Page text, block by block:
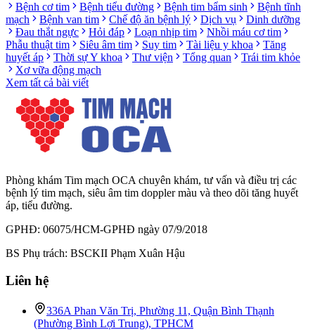
Bệnh cơ tim
Bệnh tiểu đường Bệnh tim bẩm sinh
Bệnh tĩnh
mạch
Bệnh van tim Chế độ ăn bệnh lý Dịch vụ
Dinh dưỡng
Đau thắt ngực
Hỏi đáp Loạn nhịp tim
Nhồi máu cơ tim
Phẫu thuật tim
Siêu âm tim Suy tim Tài liệu y khoa
Tăng
huyết áp
Thời sự Y khoa Thư viện Tổng quan
Trái tim khỏe
Xơ vữa động mạch
Xem tất cả bài viết
Phòng khám Tim mạch OCA chuyên khám, tư vấn và điều trị các
bệnh lý tim mạch, siêu âm tim doppler màu và theo dõi tăng huyết
áp, tiểu đường.
GPHĐ: 06075/HCM-GPHĐ ngày 07/9/2018
BS Phụ trách: BSCKII Phạm Xuân Hậu
Liên hệ
336A Phan Văn Trị, Phường 11, Quận Bình Thạnh
(Phường Bình Lợi Trung), TPHCM